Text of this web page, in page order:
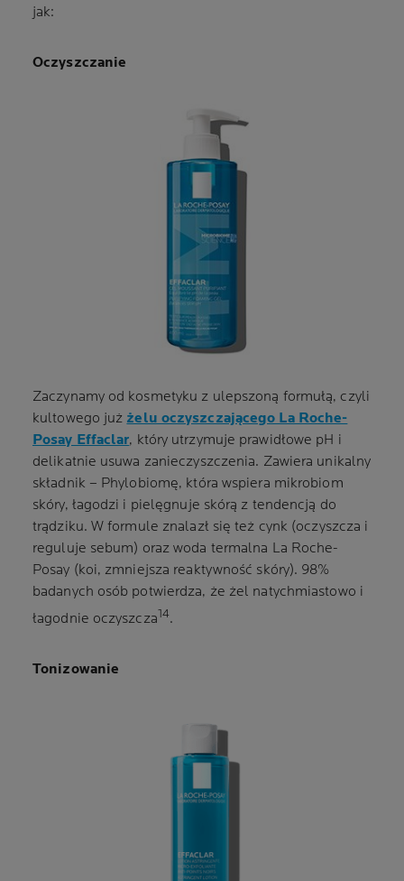
jak:
Oczyszczanie
Zaczynamy od kosmetyku z ulepszoną formułą, czyli
kultowego już żelu oczyszczającego La Roche-
Posay Effaclar, który utrzymuje prawidłowe pH i
delikatnie usuwa zanieczyszczenia. Zawiera unikalny
składnik – Phylobiomę, która wspiera mikrobiom
skóry, łagodzi i pielęgnuje skórą z tendencją do
trądziku. W formule znalazł się też cynk (oczyszcza i
reguluje sebum) oraz woda termalna La Roche-
Posay (koi, zmniejsza reaktywność skóry). 98%
badanych osób potwierdza, że żel natychmiastowo i
łagodnie oczyszcza14.
Tonizowanie